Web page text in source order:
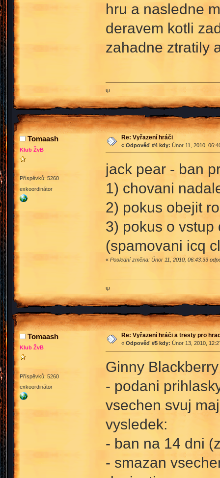
hru a nasledne
deravem kotli
zahadne ztratily
Ψ
Tomaash
Klub ŽvB
Příspěvků: 5260
exkoordinátor
Re: Vyřazení hráči
« Odpověď #4 kdy: Únor 11, 2010,
jack pear - ban
1) chovani
2) pokus obejit
3) pokus o vstup
(spamovani icq
« Poslední změna: Únor 11, 2010, 06:43:33
Ψ
Tomaash
Klub ŽvB
Příspěvků: 5260
exkoordinátor
Re: Vyřazení hráči a tresty pro
« Odpověď #5 kdy: Únor 13, 2010,
Ginny Blackberry
- podani
vsechen svuj
vysledek:
- ban na 14 dni
- smazan